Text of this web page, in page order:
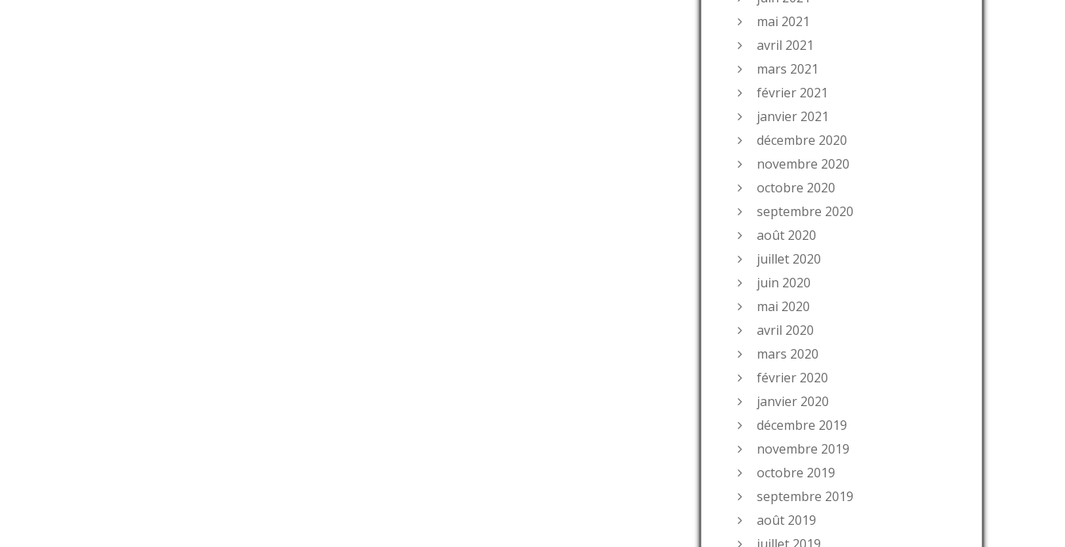
mai 2021
avril 2021
mars 2021
février 2021
janvier 2021
décembre 2020
novembre 2020
octobre 2020
septembre 2020
août 2020
juillet 2020
juin 2020
mai 2020
avril 2020
mars 2020
février 2020
janvier 2020
décembre 2019
novembre 2019
octobre 2019
septembre 2019
août 2019